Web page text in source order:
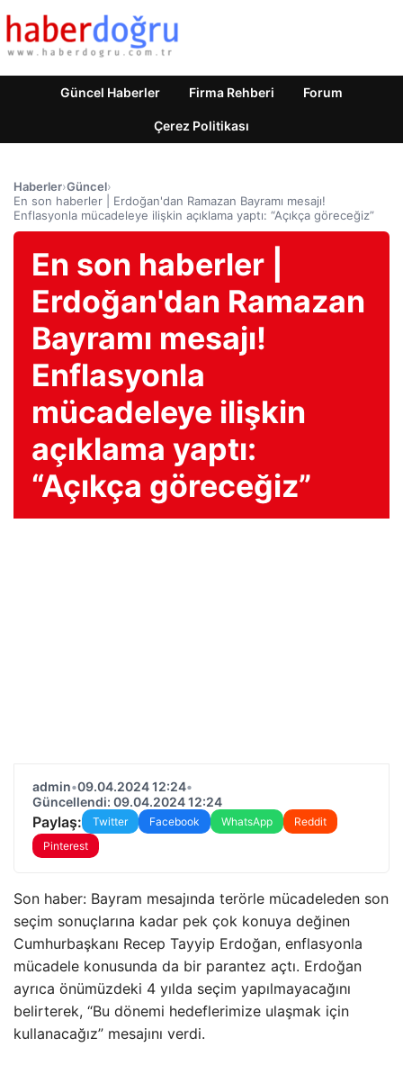
Güncel Haberler Firma Rehberi Forum
Çerez Politikası
Haberler›Güncel›
En son haberler | Erdoğan'dan Ramazan Bayramı mesajı!
Enflasyonla mücadeleye ilişkin açıklama yaptı: “Açıkça göreceğiz”
En son haberler |
Erdoğan'dan Ramazan
Bayramı mesajı!
Enflasyonla
mücadeleye ilişkin
açıklama yaptı:
“Açıkça göreceğiz”
admin•09.04.2024 12:24•
Güncellendi: 09.04.2024 12:24
Paylaş: Twitter Facebook WhatsApp
Reddit
Pinterest
Son haber: Bayram mesajında ​​terörle mücadeleden son
seçim sonuçlarına kadar pek çok konuya değinen
Cumhurbaşkanı Recep Tayyip Erdoğan, enflasyonla
mücadele konusunda da bir parantez açtı. Erdoğan
ayrıca önümüzdeki 4 yılda seçim yapılmayacağını
belirterek, “Bu dönemi hedeflerimize ulaşmak için
kullanacağız” mesajını verdi.